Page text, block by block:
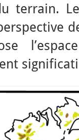
terrain.